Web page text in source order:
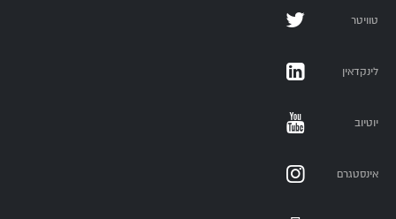
טוויטר
לינקדאין
יוטיוב
אינסטגרם